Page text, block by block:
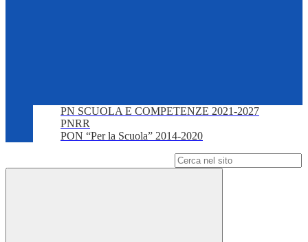
PN SCUOLA E COMPETENZE 2021-2027
PNRR
PON “Per la Scuola” 2014-2020